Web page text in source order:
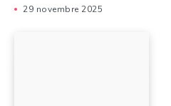
29 novembre 2025